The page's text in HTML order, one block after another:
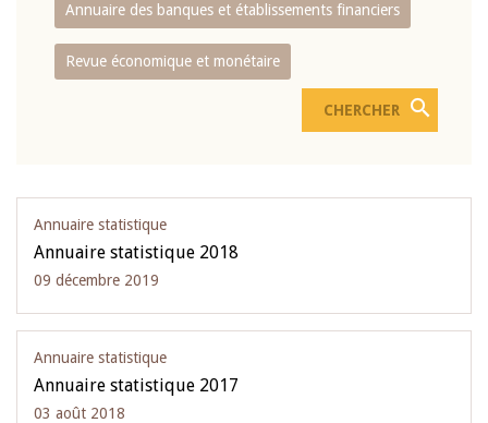
Annuaire des banques et établissements financiers
Revue économique et monétaire
Annuaire statistique
Annuaire statistique 2018
09 décembre 2019
Annuaire statistique
Annuaire statistique 2017
03 août 2018